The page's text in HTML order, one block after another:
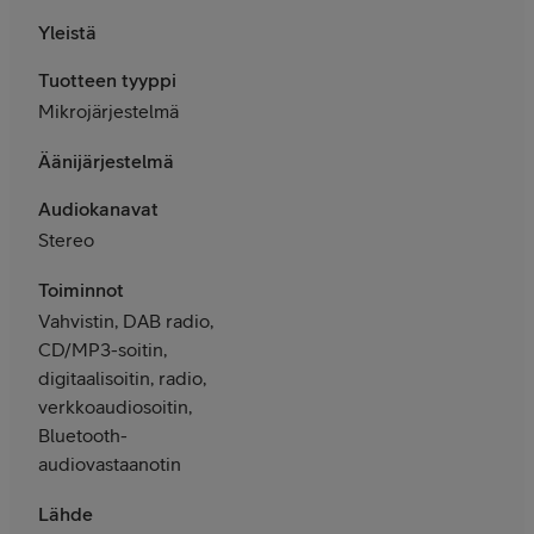
Yleistä
Tuotteen tyyppi
Mikrojärjestelmä
Äänijärjestelmä
Audiokanavat
Stereo
Toiminnot
Vahvistin, DAB radio,
CD/MP3-soitin,
digitaalisoitin, radio,
verkkoaudiosoitin,
Bluetooth-
audiovastaanotin
Lähde